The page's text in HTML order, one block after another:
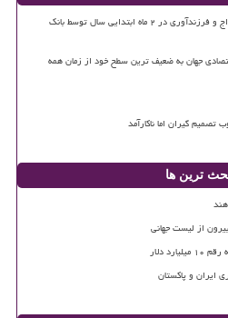
پرداخت بالاتر از ۲۲۰۰ فقره تسهیلات ازدواج و فرزندآوری در ۲ ماه ابتدایی سال توسط بانک
جهان به ضعیف ترین سطح خود از زمان همه
گیران اما ناکارآمد
ترین ها
از لیست جهانی
دلار
ایران و پاکستان